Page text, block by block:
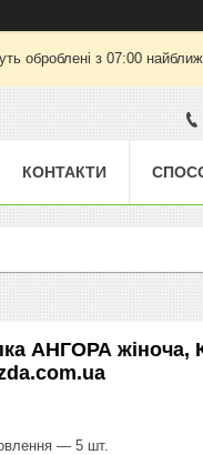
оброблені з 07:00
КОНТАКТИ
АНГОРА жіноча,
— 5 шт.